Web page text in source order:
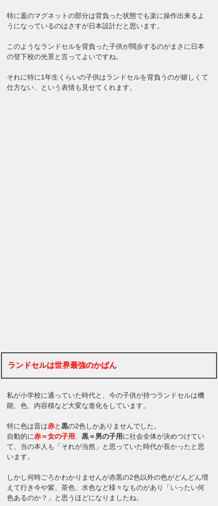
特に蓋のマグネットの部分は背負った状態でも楽に操作出来るよ
うになっているのはさすが日本設計だと思います。
このようなランドセルを背負った子供が闊歩するのがまさに日本
の登下校の光景と言ってよいですね。
それに特に1年生くらいの子供はランドセルを背負うのが嬉しくて
仕方ない、という表情も見せてくれます。
ランドセルは世界最強のかばん
私が小学校に通っていた時代と、今の子供が持つランドセルは機
能、色、内容積など大変な進化をしています。
特に色は昔は赤と黒の2色しかありませんでした。
自動的に赤＝女の子用 、黒＝男の子用に社会全体が決めつけてい
て、当の本人も「それが当然」と思っていた時代が長かったと思
います。
しかし何時ごろかわかりませんが赤黒の2色以外の色がどんどん増
えて行き今や紫、茶色、水色など様々なものがあり「いったい何
色あるのか？」と思うほどになりましたね。